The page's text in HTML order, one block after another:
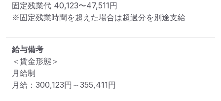
固定残業代 40,123〜47,511円
※固定残業時間を超えた場合は超過分を別途支給
給与備考
＜賃金形態＞
月給制
月給：300,123円～355,411円